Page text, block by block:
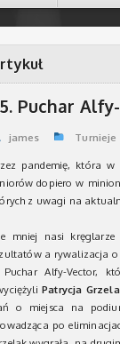
Puchar
james Turnieje
pandemię, która
dopiero w
z uwagi na
mniej nasi
a rywalizacja o
Alfy-Vector,
Patrycja
o miejsca na
po